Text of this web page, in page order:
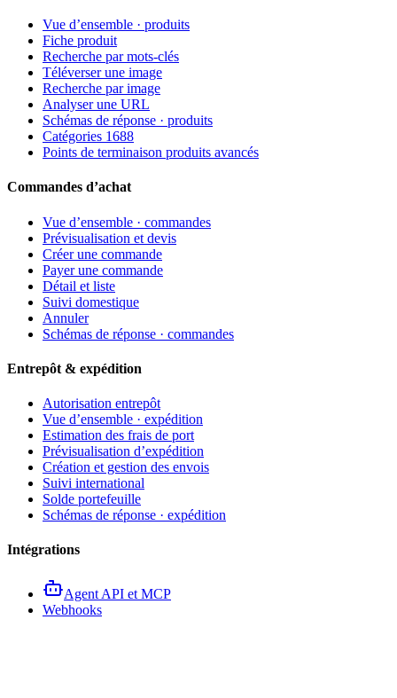
Vue d’ensemble · produits
Fiche produit
Recherche par mots-clés
Téléverser une image
Recherche par image
Analyser une URL
Schémas de réponse · produits
Catégories 1688
Points de terminaison produits avancés
Commandes d’achat
Vue d’ensemble · commandes
Prévisualisation et devis
Créer une commande
Payer une commande
Détail et liste
Suivi domestique
Annuler
Schémas de réponse · commandes
Entrepôt & expédition
Autorisation entrepôt
Vue d’ensemble · expédition
Estimation des frais de port
Prévisualisation d’expédition
Création et gestion des envois
Suivi international
Solde portefeuille
Schémas de réponse · expédition
Intégrations
Agent API et MCP
Webhooks